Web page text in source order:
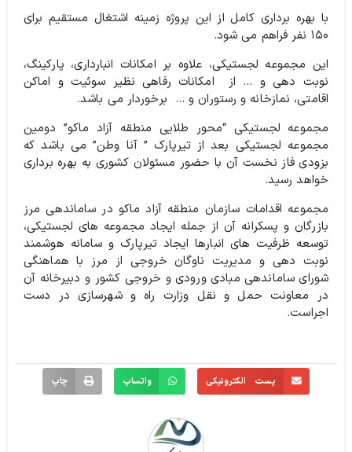
با بهره برداری کامل از این پروژه زمینه اشتغال مستقیم برای
۱۵۰ نفر فراهم می شود.
این مجموعه لجستیکی، علاوه بر امکانات انبارداری، پارکینگ،‌
نوبت دهی و … از امکانات رفاهی نظیر سوئیت و اماکن
اقامتی، نمازخانه و رستوران و … برخوردار می باشد.
مجموعه لجستیکی “محور طلایی منطقه آزاد ماکو” دومین
مجموعه لجستیکی بعد از تیرپارک ” آنا وطن” می باشد که
بزودی فاز نخست آن با حضور مسئولان کشوری به بهره برداری
خواهد رسید.
مجموعه اقدامات سازمان منطقه آزاد ماکو در ساماندهی مرز
بازرگان و پسکرانه آن از جمله ایجاد مجموعه های لجستیکی،
توسعه ظرفیت های انبارها ایجاد تیرپارک و سامانه هوشمند
نوبت دهی و مدیریت ناوگان خروجی از مرز با هماهنگی
شورای ساماندهی مبادی ورودی و خروجی کشور و دبیرخانه آن
در معاونت حمل و نقل وزارت راه و شهرسازی در دست
اجراست.
پست الکترونیکی واتساپ چاپ